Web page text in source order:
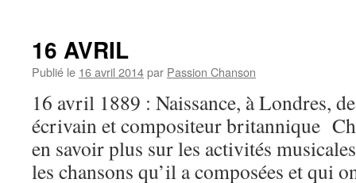
16 AVRIL
Publié le 16 avril 2014par Passion Chanson
16 avril 1889 : Naissance, à Londres,
écrivain et compositeur britannique
en savoir plus sur les activités
les chansons qu’il a composées et qui